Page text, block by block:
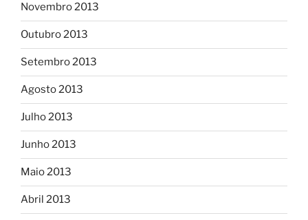
Novembro 2013
Outubro 2013
Setembro 2013
Agosto 2013
Julho 2013
Junho 2013
Maio 2013
Abril 2013